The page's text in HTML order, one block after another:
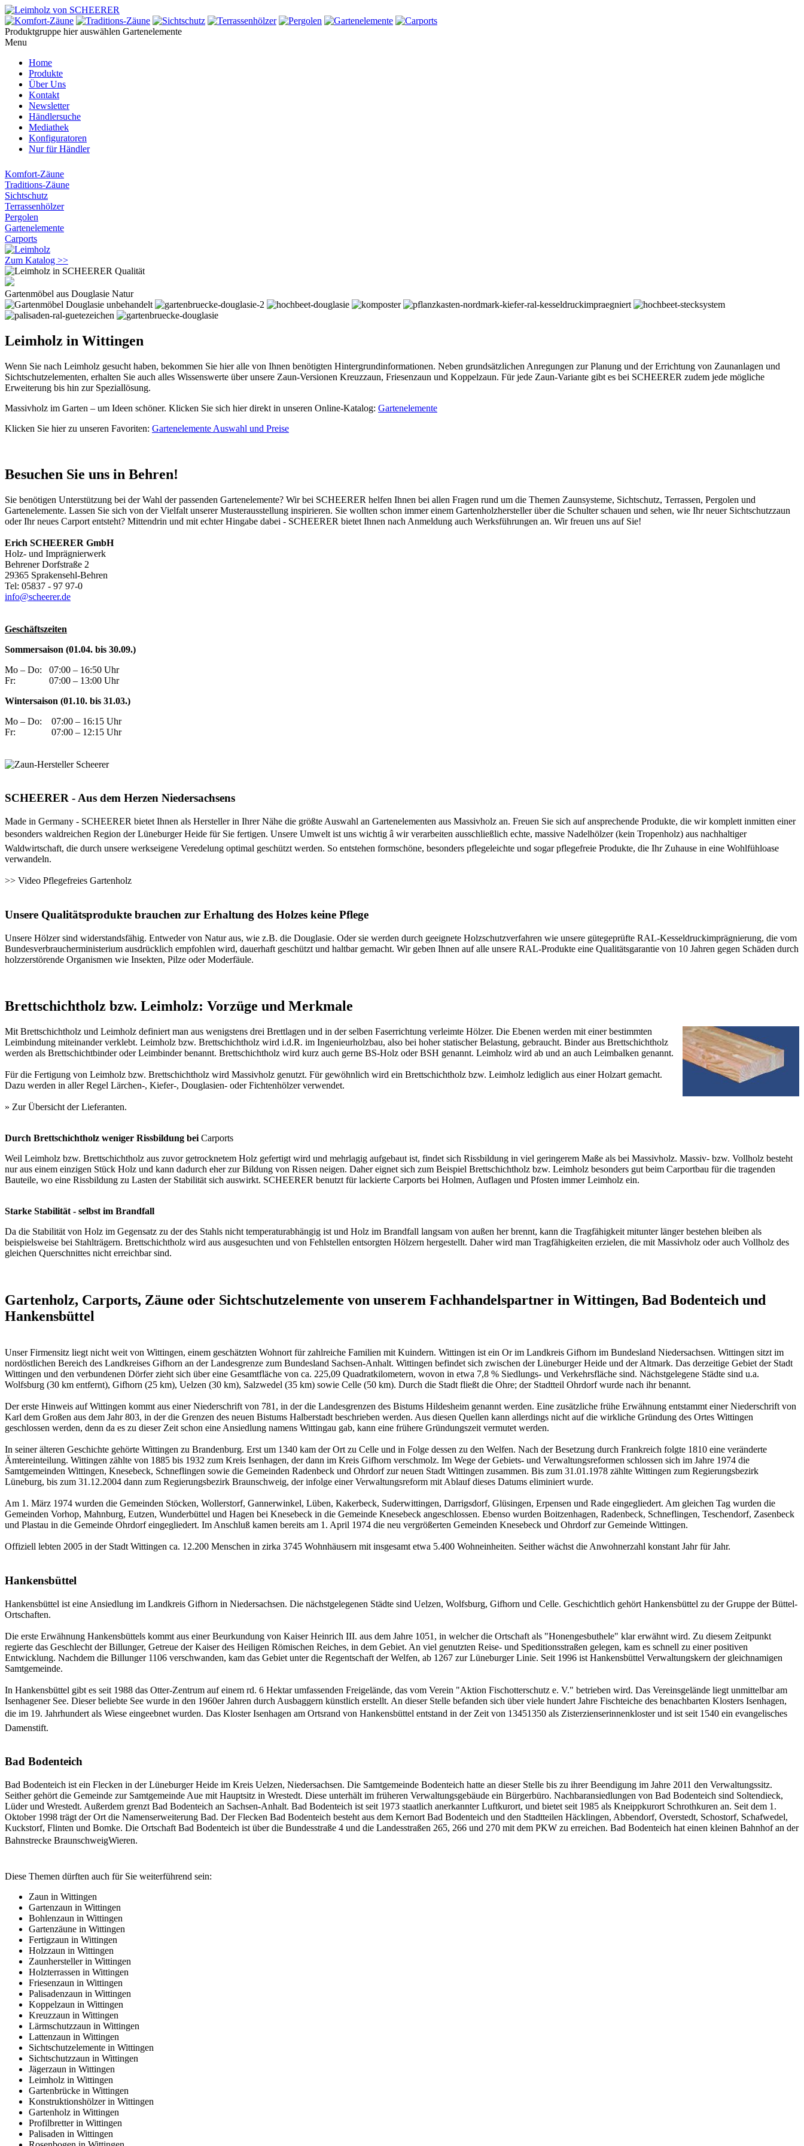
Produktgruppe hier auswählen Gartenelemente
Menu
Home
Produkte
Über Uns
Kontakt
Newsletter
Händlersuche
Mediathek
Konfiguratoren
Nur für Händler
Komfort-Zäune
Traditions-Zäune
Sichtschutz
Terrassenhölzer
Pergolen
Gartenelemente
Carports
Zum Katalog >>
Gartenmöbel aus Douglasie Natur
Leimholz in Wittingen
Wenn Sie nach Leimholz gesucht haben, bekommen Sie hier alle von Ihnen benötigten Hintergrundinformationen. Neben grundsätzlichen Anregungen zur Planung und der Errichtung von Zaunanlagen und
Sichtschutzelementen, erhalten Sie auch alles Wissenswerte über unsere Zaun-Versionen Kreuzzaun, Friesenzaun und Koppelzaun. Für jede Zaun-Variante gibt es bei SCHEERER zudem jede mögliche
Erweiterung bis hin zur Speziallösung.
Massivholz im Garten – um Ideen schöner. Klicken Sie sich hier direkt in unseren Online-Katalog: Gartenelemente
Klicken Sie hier zu unseren Favoriten: Gartenelemente Auswahl und Preise
Besuchen Sie uns in Behren!
Sie benötigen Unterstützung bei der Wahl der passenden Gartenelemente? Wir bei SCHEERER helfen Ihnen bei allen Fragen rund um die Themen Zaunsysteme, Sichtschutz, Terrassen, Pergolen und
Gartenelemente. Lassen Sie sich von der Vielfalt unserer Musterausstellung inspirieren. Sie wollten schon immer einem Gartenholzhersteller über die Schulter schauen und sehen, wie Ihr neuer Sichtschutzzaun
oder Ihr neues Carport entsteht? Mittendrin und mit echter Hingabe dabei - SCHEERER bietet Ihnen nach Anmeldung auch Werksführungen an. Wir freuen uns auf Sie!
Erich SCHEERER GmbH
Holz- und Imprägnierwerk
Behrener Dorfstraße 2
29365 Sprakensehl-Behren
Tel: 05837 - 97 97-0
info@scheerer.de
Geschäftszeiten
Sommersaison (01.04. bis 30.09.)
Mo – Do:
07:00 – 16:50 Uhr
Fr:
07:00 – 13:00 Uhr
Wintersaison (01.10. bis 31.03.)
Mo – Do:
07:00 – 16:15 Uhr
Fr:
07:00 – 12:15 Uhr
SCHEERER - Aus dem Herzen Niedersachsens
Made in Germany - SCHEERER bietet Ihnen als Hersteller in Ihrer Nähe die größte Auswahl an Gartenelementen aus Massivholz an. Freuen Sie sich auf ansprechende Produkte, die wir komplett inmitten einer
besonders waldreichen Region der Lüneburger Heide für Sie fertigen. Unsere Umwelt ist uns wichtig â wir verarbeiten ausschließlich echte, massive Nadelhölzer (kein Tropenholz) aus nachhaltiger
Waldwirtschaft, die durch unsere werkseigene Veredelung optimal geschützt werden. So entstehen formschöne, besonders pflegeleichte und sogar pflegefreie Produkte, die Ihr Zuhause in eine Wohlfühloase
verwandeln.
>> Video Pflegefreies Gartenholz
Unsere Qualitätsprodukte brauchen zur Erhaltung des Holzes keine Pflege
Unsere Hölzer sind widerstandsfähig. Entweder von Natur aus, wie z.B. die Douglasie. Oder sie werden durch geeignete Holzschutzverfahren wie unsere gütegeprüfte RAL-Kesseldruckimprägnierung, die vom
Bundesverbraucherministerium ausdrücklich empfohlen wird, dauerhaft geschützt und haltbar gemacht. Wir geben Ihnen auf alle unsere RAL-Produkte eine Qualitätsgarantie von 10 Jahren gegen Schäden durch
holzzerstörende Organismen wie Insekten, Pilze oder Moderfäule.
Brettschichtholz bzw. Leimholz: Vorzüge und Merkmale
Mit Brettschichtholz und Leimholz definiert man aus wenigstens drei Brettlagen und in der selben Faserrichtung verleimte Hölzer. Die Ebenen werden mit einer bestimmten
Leimbindung miteinander verklebt. Leimholz bzw. Brettschichtholz wird i.d.R. im Ingenieurholzbau, also bei hoher statischer Belastung, gebraucht. Binder aus Brettschichtholz
werden als Brettschichtbinder oder Leimbinder benannt. Brettschichtholz wird kurz auch gerne BS-Holz oder BSH genannt. Leimholz wird ab und an auch Leimbalken genannt.
Für die Fertigung von Leimholz bzw. Brettschichtholz wird Massivholz genutzt. Für gewöhnlich wird ein Brettschichtholz bzw. Leimholz lediglich aus einer Holzart gemacht.
Dazu werden in aller Regel Lärchen-, Kiefer-, Douglasien- oder Fichtenhölzer verwendet.
» Zur Übersicht derLieferanten.
Durch Brettschichtholz weniger Rissbildung bei Carports
Weil Leimholz bzw. Brettschichtholz aus zuvor getrocknetem Holz gefertigt wird und mehrlagig aufgebaut ist, findet sich Rissbildung in viel geringerem Maße als bei Massivholz. Massiv- bzw. Vollholz besteht
nur aus einem einzigen Stück Holz und kann dadurch eher zur Bildung von Rissen neigen. Daher eignet sich zum Beispiel Brettschichtholz bzw. Leimholz besonders gut beim Carportbau für die tragenden
Bauteile, wo eine Rissbildung zu Lasten der Stabilität sich auswirkt. SCHEERER benutzt für lackierte Carports bei Holmen, Auflagen und Pfosten immer Leimholz ein.
Starke Stabilität - selbst im Brandfall
Da die Stabilität von Holz im Gegensatz zu der des Stahls nicht temperaturabhängig ist und Holz im Brandfall langsam von außen her brennt, kann die Tragfähigkeit mitunter länger bestehen bleiben als
beispielsweise bei Stahlträgern. Brettschichtholz wird aus ausgesuchten und von Fehlstellen entsorgten Hölzern hergestellt. Daher wird man Tragfähigkeiten erzielen, die mit Massivholz oder auch Vollholz des
gleichen Querschnittes nicht erreichbar sind.
Gartenholz, Carports, Zäune oder Sichtschutzelemente von unserem Fachhandelspartner in Wittingen, Bad Bodenteich und
Hankensbüttel
Unser Firmensitz liegt nicht weit von Wittingen, einem geschätzten Wohnort für zahlreiche Familien mit Kuindern. Wittingen ist ein Or im Landkreis Gifhorn im Bundesland Niedersachsen. Wittingen sitzt im
nordöstlichen Bereich des Landkreises Gifhorn an der Landesgrenze zum Bundesland Sachsen-Anhalt. Wittingen befindet sich zwischen der Lüneburger Heide und der Altmark. Das derzeitige Gebiet der Stadt
Wittingen und den verbundenen Dörfer zieht sich über eine Gesamtfläche von ca. 225,09 Quadratkilometern, wovon in etwa 7,8 % Siedlungs- und Verkehrsfläche sind. Nächstgelegene Städte sind u.a.
Wolfsburg (30 km entfernt), Gifhorn (25 km), Uelzen (30 km), Salzwedel (35 km) sowie Celle (50 km). Durch die Stadt fließt die Ohre; der Stadtteil Ohrdorf wurde nach ihr benannt.
Der erste Hinweis auf Wittingen kommt aus einer Niederschrift von 781, in der die Landesgrenzen des Bistums Hildesheim genannt werden. Eine zusätzliche frühe Erwähnung entstammt einer Niederschrift von
Karl dem Großen aus dem Jahr 803, in der die Grenzen des neuen Bistums Halberstadt beschrieben werden. Aus diesen Quellen kann allerdings nicht auf die wirkliche Gründung des Ortes Wittingen
geschlossen werden, denn da es zu dieser Zeit schon eine Ansiedlung namens Wittingau gab, kann eine frühere Gründungszeit vermutet werden.
In seiner älteren Geschichte gehörte Wittingen zu Brandenburg. Erst um 1340 kam der Ort zu Celle und in Folge dessen zu den Welfen. Nach der Besetzung durch Frankreich folgte 1810 eine veränderte
Ämtereinteilung. Wittingen zählte von 1885 bis 1932 zum Kreis Isenhagen, der dann im Kreis Gifhorn verschmolz. Im Wege der Gebiets- und Verwaltungsreformen schlossen sich im Jahre 1974 die
Samtgemeinden Wittingen, Knesebeck, Schneflingen sowie die Gemeinden Radenbeck und Ohrdorf zur neuen Stadt Wittingen zusammen. Bis zum 31.01.1978 zählte Wittingen zum Regierungsbezirk
Lüneburg, bis zum 31.12.2004 dann zum Regierungsbezirk Braunschweig, der infolge einer Verwaltungsreform mit Ablauf dieses Datums eliminiert wurde.
Am 1. März 1974 wurden die Gemeinden Stöcken, Wollerstorf, Gannerwinkel, Lüben, Kakerbeck, Suderwittingen, Darrigsdorf, Glüsingen, Erpensen und Rade eingegliedert. Am gleichen Tag wurden die
Gemeinden Vorhop, Mahnburg, Eutzen, Wunderbüttel und Hagen bei Knesebeck in die Gemeinde Knesebeck angeschlossen. Ebenso wurden Boitzenhagen, Radenbeck, Schneflingen, Teschendorf, Zasenbeck
und Plastau in die Gemeinde Ohrdorf eingegliedert. Im Anschluß kamen bereits am 1. April 1974 die neu vergrößerten Gemeinden Knesebeck und Ohrdorf zur Gemeinde Wittingen.
Offiziell lebten 2005 in der Stadt Wittingen ca. 12.200 Menschen in zirka 3745 Wohnhäusern mit insgesamt etwa 5.400 Wohneinheiten. Seither wächst die Anwohnerzahl konstant Jahr für Jahr.
Hankensbüttel
Hankensbüttel ist eine Ansiedlung im Landkreis Gifhorn in Niedersachsen. Die nächstgelegenen Städte sind Uelzen, Wolfsburg, Gifhorn und Celle. Geschichtlich gehört Hankensbüttel zu der Gruppe der Büttel-
Ortschaften.
Die erste Erwähnung Hankensbüttels kommt aus einer Beurkundung von Kaiser Heinrich III. aus dem Jahre 1051, in welcher die Ortschaft als "Honengesbuthele" klar erwähnt wird. Zu diesem Zeitpunkt
regierte das Geschlecht der Billunger, Getreue der Kaiser des Heiligen Römischen Reiches, in dem Gebiet. An viel genutzten Reise- und Speditionsstraßen gelegen, kam es schnell zu einer positiven
Entwicklung. Nachdem die Billunger 1106 verschwanden, kam das Gebiet unter die Regentschaft der Welfen, ab 1267 zur Lüneburger Linie. Seit 1996 ist Hankensbüttel Verwaltungskern der gleichnamigen
Samtgemeinde.
In Hankensbüttel gibt es seit 1988 das Otter-Zentrum auf einem rd. 6 Hektar umfassenden Freigelände, das vom Verein "Aktion Fischotterschutz e. V." betrieben wird. Das Vereinsgelände liegt unmittelbar am
Isenhagener See. Dieser beliebte See wurde in den 1960er Jahren durch Ausbaggern künstlich erstellt. An dieser Stelle befanden sich über viele hundert Jahre Fischteiche des benachbarten Klosters Isenhagen,
die im 19. Jahrhundert als Wiese eingeebnet wurden. Das Kloster Isenhagen am Ortsrand von Hankensbüttel entstand in der Zeit von 13451350 als Zisterzienserinnenkloster und ist seit 1540 ein evangelisches
Damenstift.
Bad Bodenteich
Bad Bodenteich ist ein Flecken in der Lüneburger Heide im Kreis Uelzen, Niedersachsen. Die Samtgemeinde Bodenteich hatte an dieser Stelle bis zu ihrer Beendigung im Jahre 2011 den Verwaltungssitz.
Seither gehört die Gemeinde zur Samtgemeinde Aue mit Hauptsitz in Wrestedt. Diese unterhält im früheren Verwaltungsgebäude ein Bürgerbüro. Nachbaransiedlungen von Bad Bodenteich sind Soltendieck,
Lüder und Wrestedt. Außerdem grenzt Bad Bodenteich an Sachsen-Anhalt. Bad Bodenteich ist seit 1973 staatlich anerkannter Luftkurort, und bietet seit 1985 als Kneippkurort Schrothkuren an. Seit dem 1.
Oktober 1998 trägt der Ort die Namenserweiterung Bad. Der Flecken Bad Bodenteich besteht aus dem Kernort Bad Bodenteich und den Stadtteilen Häcklingen, Abbendorf, Overstedt, Schostorf, Schafwedel,
Kuckstorf, Flinten und Bomke. Die Ortschaft Bad Bodenteich ist über die Bundesstraße 4 und die Landesstraßen 265, 266 und 270 mit dem PKW zu erreichen. Bad Bodenteich hat einen kleinen Bahnhof an der
Bahnstrecke BraunschweigWieren.
Diese Themen dürften auch für Sie weiterführend sein:
Zaun in Wittingen
Gartenzaun in Wittingen
Bohlenzaun in Wittingen
Gartenzäune in Wittingen
Fertigzaun in Wittingen
Holzzaun in Wittingen
Zaunhersteller in Wittingen
Holzterrassen in Wittingen
Friesenzaun in Wittingen
Palisadenzaun in Wittingen
Koppelzaun in Wittingen
Kreuzzaun in Wittingen
Lärmschutzzaun in Wittingen
Lattenzaun in Wittingen
Sichtschutzelemente in Wittingen
Sichtschutzzaun in Wittingen
Jägerzaun in Wittingen
Leimholz in Wittingen
Gartenbrücke in Wittingen
Konstruktionshölzer in Wittingen
Gartenholz in Wittingen
Profilbretter in Wittingen
Palisaden in Wittingen